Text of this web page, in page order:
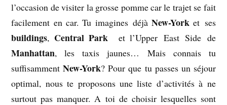
l’occasion de visiter la grosse pomme car le trajet se fait
facilement en car. Tu imagines déjàNew-York et ses
buildings, Central Parket l’Upper East Side de
Manhattan, les taxis jaunes… Mais connais tu
suffisammentNew-York? Pour que tu passes un séjour
optimal, nous te proposons une liste d’activités à ne
surtout pas manquer. A toi de choisir lesquelles sont